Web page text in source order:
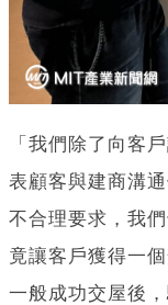
「我們除了向客
表顧客與建商溝
不合理要求，我
竟讓客戶獲得一
一般成功交屋後